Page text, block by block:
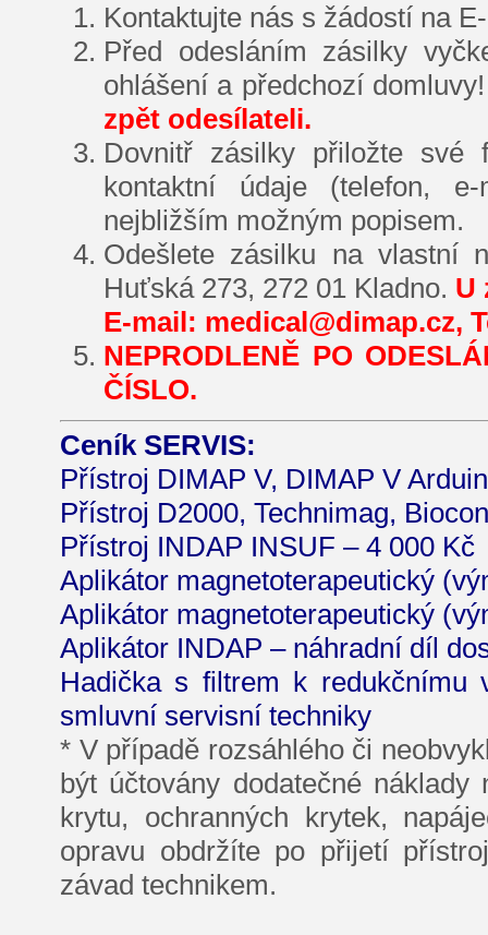
Kontaktujte nás s žádostí na
Před odesláním zásilky
ohlášení a předchozí
zpět odesílateli.
Dovnitř zásilky přiložte své
kontaktní údaje (telefon,
nejbližším možným popisem.
Odešlete zásilku na vlastní
Huťská 273, 272 01 Kladno. U
E-mail: medical@dimap.cz,
NEPRODLENĚ PO
ČÍSLO.
Ceník SERVIS:
Přístroj DIMAP V, DIMAP V
Přístroj D2000, Technimag,
Přístroj INDAP INSUF – 4 000 Kč
Aplikátor magnetoterapeutický
Aplikátor magnetoterapeutický
Aplikátor INDAP – náhradní díl
Hadička s filtrem k redukčnímu
smluvní servisní techniky
* V případě rozsáhlého či
být účtovány dodatečné
krytu, ochranných krytek,
opravu obdržíte po přijetí
závad technikem.